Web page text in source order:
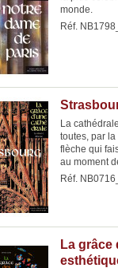
monde.
Réf.
La
toutes, par
flèche qui
au moment
Réf.
La grâce